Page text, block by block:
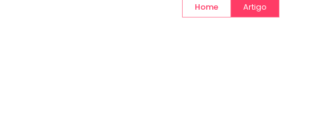
Home Artigo